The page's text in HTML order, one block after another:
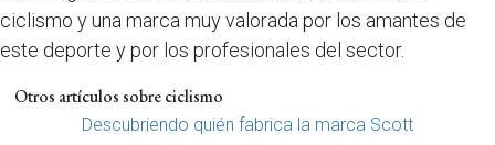
ciclismo y una marca muy valorada por los amantes de
este deporte y por los profesionales del sector.
Otros artículos sobre ciclismo
Descubriendo quién fabrica la marca Scott